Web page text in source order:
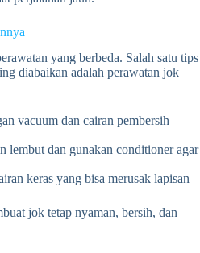
yang berbeda. Salah satu tips
diabaikan adalah perawatan jok
vacuum dan cairan pembersih
lembut dan gunakan conditioner agar
keras yang bisa merusak lapisan
jok tetap nyaman, bersih, dan